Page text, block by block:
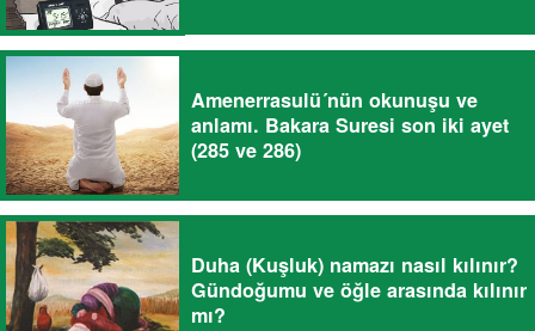
Amenerrasulü´nün okunuşu ve
anlamı. Bakara Suresi son iki ayet
(285 ve 286)
Duha (Kuşluk) namazı nasıl kılınır?
Gündoğumu ve öğle arasında kılınır
mı?